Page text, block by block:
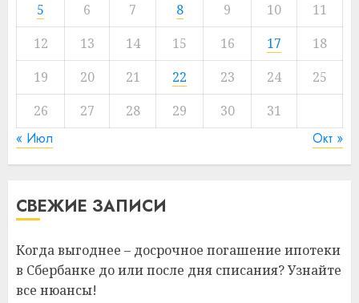
5
6 7 8 9 10
11
12
13 14 15 16 17
18
19
20 21 22 23 24
25
26
27 28 29 30 31
« Июл Окт »
СВЕЖИЕ ЗАПИСИ
Когда выгоднее – досрочное погашение ипотеки
в Сбербанке до или после дня списания? Узнайте
все нюансы!